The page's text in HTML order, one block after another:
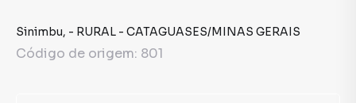
Sinimbu, - RURAL - CATAGUASES/MINAS GERAIS
Código de origem: 801